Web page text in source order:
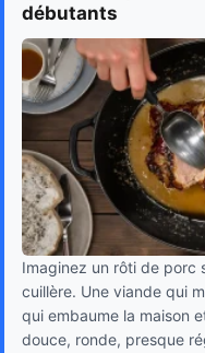
débutants
Imaginez un rôti de porc
cuillère. Une viande qui
qui embaume la maison
douce, ronde, presque